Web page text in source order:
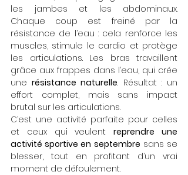
les jambes et les abdominaux.
Chaque coup est freiné par la
résistance de l’eau : cela renforce les
muscles, stimule le cardio et protège
les articulations. Les bras travaillent
grâce aux frappes dans l’eau, qui crée
une résistance naturelle. Résultat : un
effort complet, mais sans impact
brutal sur les articulations.
C’est une activité parfaite pour celles
et ceux qui veulent reprendre une
activité sportive en septembre sans se
blesser, tout en profitant d’un vrai
moment de défoulement.